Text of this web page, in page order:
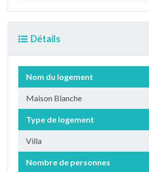
Détails
Nom du logement
Maison Blanche
Type de logement
Villa
Nombre de personnes